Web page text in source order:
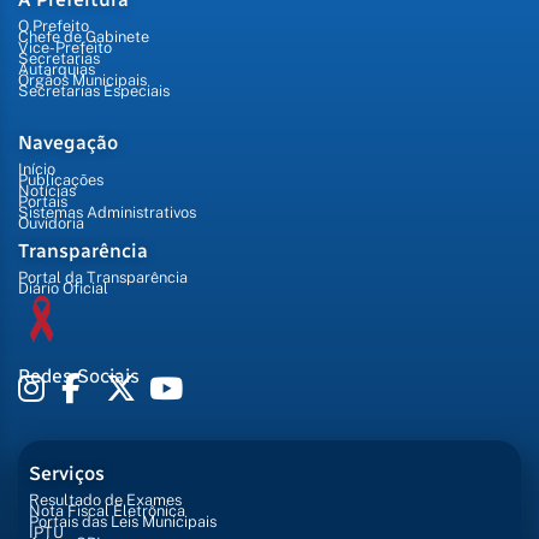
O Prefeito
Chefe de Gabinete
Vice-Prefeito
Secretarias
Autarquias
Órgãos Municipais
Secretarias Especiais
Navegação
Início
Publicações
Notícias
Portais
Sistemas Administrativos
Ouvidoria
Transparência
Portal da Transparência
Diário Oficial
Redes Sociais
Serviços
Resultado de Exames
Nota Fiscal Eletrônica
Portais das Leis Municipais
IPTU